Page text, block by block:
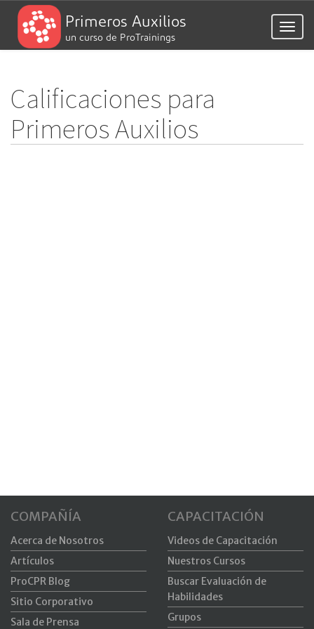
Primeros Auxilios
un curso de ProTrainings
Calificaciones para
Primeros Auxilios
COMPAÑÍA
Acerca de Nosotros
Artículos
ProCPR Blog
Sitio Corporativo
Sala de Prensa
CAPACITACIÓN
Videos de Capacitación
Nuestros Cursos
Buscar Evaluación de
Habilidades
Grupos